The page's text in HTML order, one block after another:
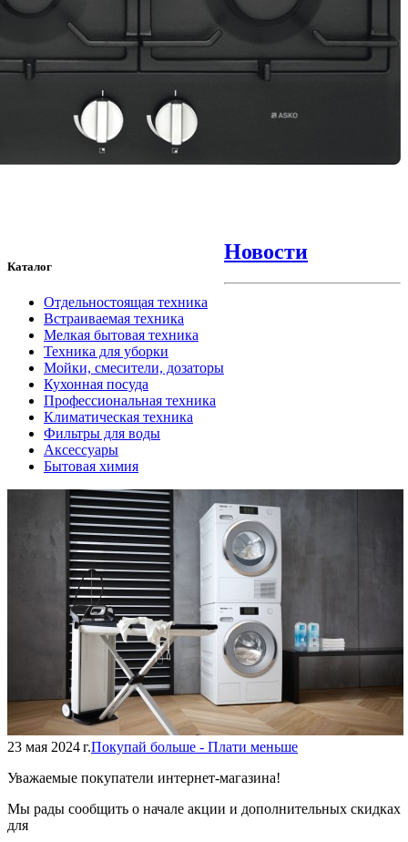
Каталог
Отдельностоящая техника
Встраиваемая техника
Мелкая бытовая техника
Техника для уборки
Мойки, смесители, дозаторы
Кухонная посуда
Профессиональная техника
Климатическая техника
Фильтры для воды
Аксессуары
Бытовая химия
Новости
23 мая 2024 г.Покупай больше - Плати меньше
Уважаемые покупатели интернет-магазина!
Мы рады сообщить о начале акции и дополнительных скидках
для